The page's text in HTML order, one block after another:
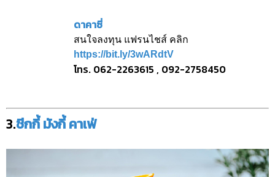
ดาคาซี่
สนใจลงทุน แฟรนไชส์ คลิก
https://bit.ly/3wARdtV
โทร. 062-2263615 , 092-2758450
3.ชีกกี้ มังกี้ คาเฟ่